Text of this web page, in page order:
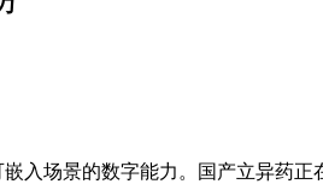
场景的数字能力。国产立异药正